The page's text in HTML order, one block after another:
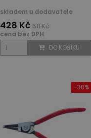
skladem u dodavatele
428 Kč611 Kč
cena bez DPH
DO KOŠÍKU
-30%